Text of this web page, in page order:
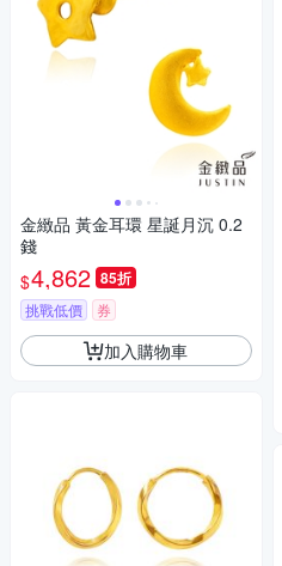
金緻品 黃金耳環 星誕月沉 0.2
錢
$4,862 85折
挑戰低價 券
加入購物車